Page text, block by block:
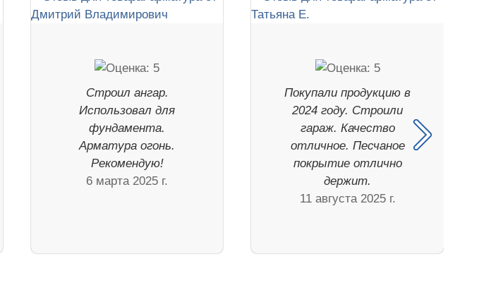
Строил ангар.
Использовал для
фундамента.
Арматура огонь.
Рекомендую!
6 марта 2025 г.
Покупали продукцию в
2024 году. Строили
гараж. Качество
отличное. Песчаное
покрытие отлично
держит.
11 августа 2025 г.